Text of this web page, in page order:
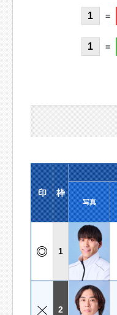
1 =
1 =
印 枠
写真
1
2